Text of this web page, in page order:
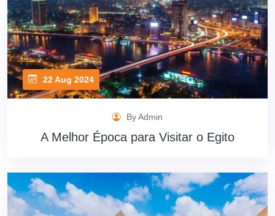
22 Aug 2024
By Admin
A Melhor Época para Visitar o Egito